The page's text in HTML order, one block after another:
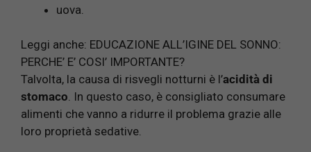
uova.
Leggi anche: EDUCAZIONE ALL’IGINE DEL SONNO:
PERCHE’ E’ COSI’ IMPORTANTE?
Talvolta, la causa di risvegli notturni è l’acidità di
stomaco. In questo caso, è consigliato consumare
alimenti che vanno a ridurre il problema grazie alle
loro proprietà sedative.